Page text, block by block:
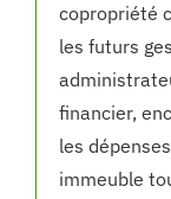
copropriété
les futurs
financier,
les
immeuble